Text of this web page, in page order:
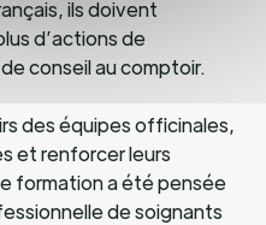
ils doivent
d’actions de
conseil au comptoir.
des équipes officinales,
et renforcer leurs
formation a été pensée
de soignants